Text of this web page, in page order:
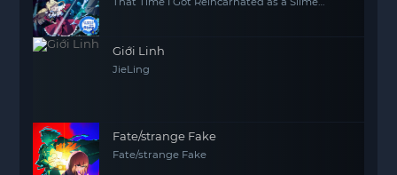
Giới Linh
JieLing
Fate/strange Fake
Fate/strange Fake